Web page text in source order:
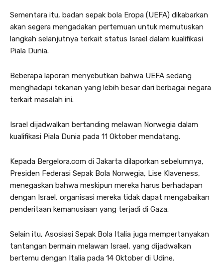
Sementara itu, badan sepak bola Eropa (UEFA) dikabarkan
akan segera mengadakan pertemuan untuk memutuskan
langkah selanjutnya terkait status Israel dalam kualifikasi
Piala Dunia.
Beberapa laporan menyebutkan bahwa UEFA sedang
menghadapi tekanan yang lebih besar dari berbagai negara
terkait masalah ini.
Israel dijadwalkan bertanding melawan Norwegia dalam
kualifikasi Piala Dunia pada 11 Oktober mendatang.
Kepada Bergelora.com di Jakarta dilaporkan sebelumnya,
Presiden Federasi Sepak Bola Norwegia, Lise Klaveness,
menegaskan bahwa meskipun mereka harus berhadapan
dengan Israel, organisasi mereka tidak dapat mengabaikan
penderitaan kemanusiaan yang terjadi di Gaza.
Selain itu, Asosiasi Sepak Bola Italia juga mempertanyakan
tantangan bermain melawan Israel, yang dijadwalkan
bertemu dengan Italia pada 14 Oktober di Udine.